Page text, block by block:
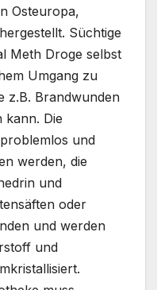
Osteuropa,
Süchtige
Meth Droge selbst
Umgang zu
z.B. Brandwunden
kann. Die
und
werden, die
und
oder
und werden
und